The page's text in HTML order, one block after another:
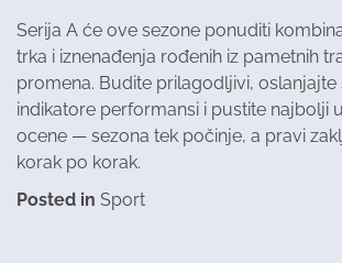
Serija A će ove sezone ponuditi
trka i iznenađenja rođenih iz pametnih
promena. Budite prilagodljivi, oslanjajte
indikatore performansi i pustite najbolji
ocene — sezona tek počinje, a pravi
korak po korak.
Posted in Sport